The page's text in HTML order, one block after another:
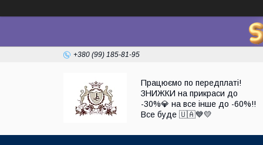
+380 (99) 185-81-95
Працюємо по передплаті!
ЗНИЖКИ на прикраси до
-30%💎 на все інше до -60%!!
Все буде 🇺🇦💙💛